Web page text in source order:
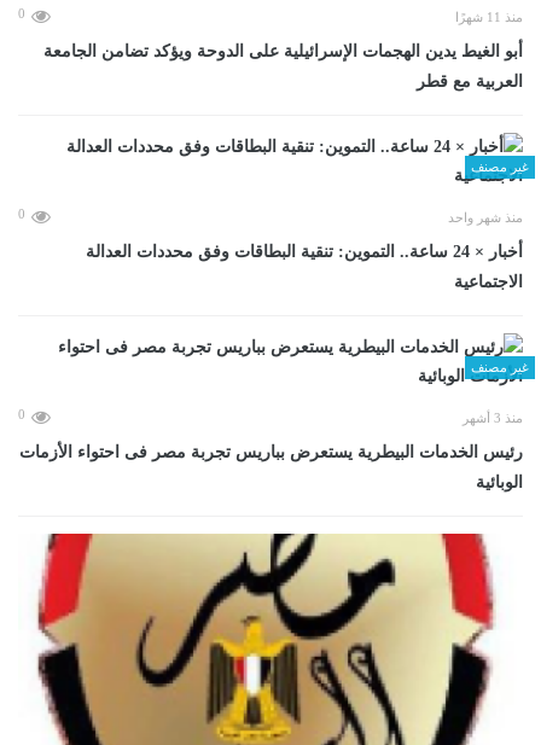
منذ 11 شهرًا 0
أبو الغيط يدين الهجمات الإسرائيلية على الدوحة ويؤكد تضامن الجامعة
العربية مع قطر
غير مصنف
منذ شهر واحد 0
أخبار × 24 ساعة.. التموين: تنقية البطاقات وفق محددات العدالة
الاجتماعية
غير مصنف
منذ 3 أشهر 0
رئيس الخدمات البيطرية يستعرض بباريس تجربة مصر فى احتواء الأزمات
الوبائية